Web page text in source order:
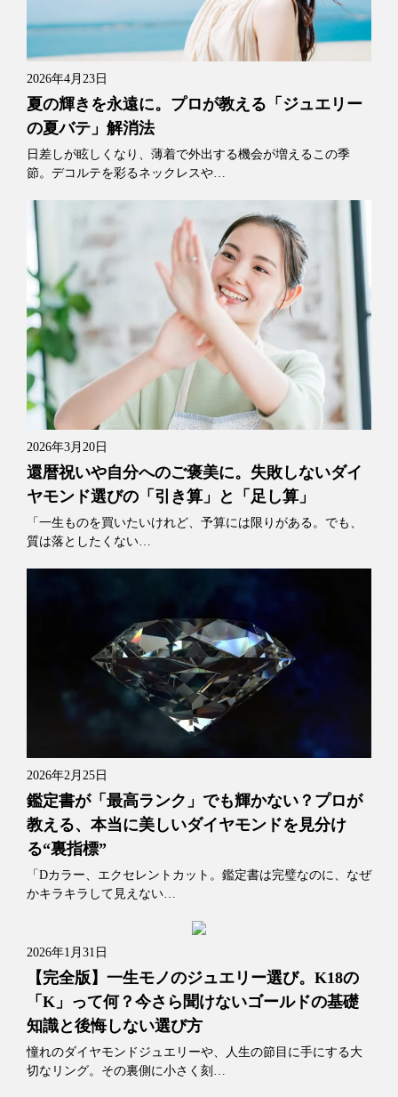
2026年4月23日
夏の輝きを永遠に。プロが教える「ジュエリー
の夏バテ」解消法
日差しが眩しくなり、薄着で外出する機会が増えるこの季
節。デコルテを彩るネックレスや…
2026年3月20日
還暦祝いや自分へのご褒美に。失敗しないダイ
ヤモンド選びの「引き算」と「足し算」
「一生ものを買いたいけれど、予算には限りがある。でも、
質は落としたくない…
2026年2月25日
鑑定書が「最高ランク」でも輝かない？プロが
教える、本当に美しいダイヤモンドを見分け
る“裏指標”
「Dカラー、エクセレントカット。鑑定書は完璧なのに、なぜ
かキラキラして見えない…
2026年1月31日
【完全版】一生モノのジュエリー選び。K18の
「K」って何？今さら聞けないゴールドの基礎
知識と後悔しない選び方
憧れのダイヤモンドジュエリーや、人生の節目に手にする大
切なリング。その裏側に小さく刻…